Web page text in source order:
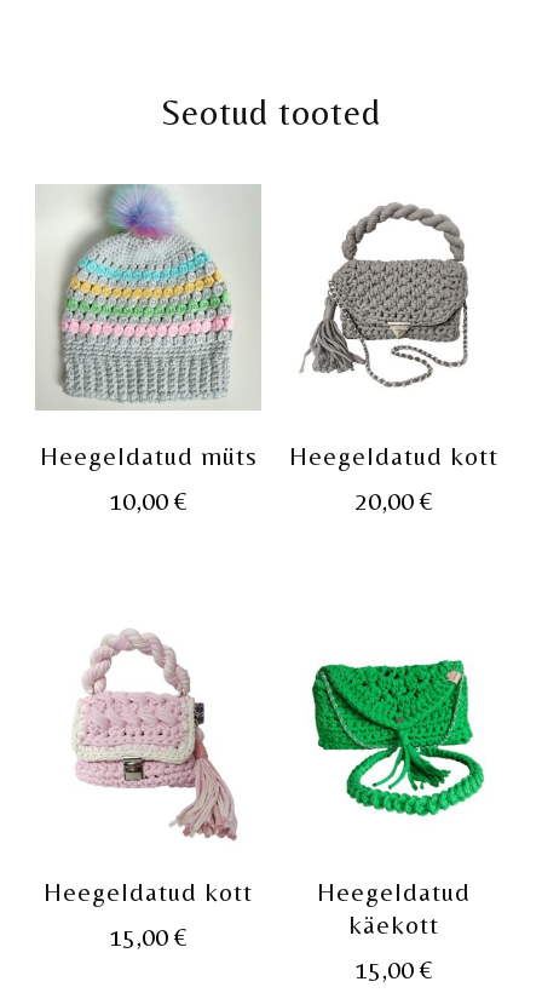
Seotud tooted
Heegeldatud müts
10,00€
Heegeldatud kott
20,00 €
Heegeldatud kott
15,00€
Heegeldatud
käekott
15,00 €